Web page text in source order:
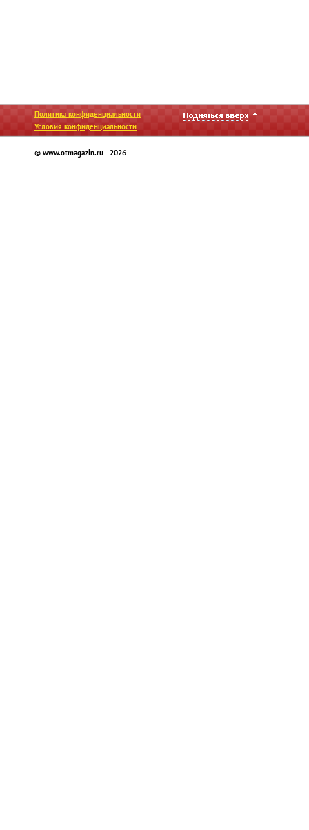
Политика конфиденциальности
Условия конфиденциальности
© www.otmagazin.ru 2026